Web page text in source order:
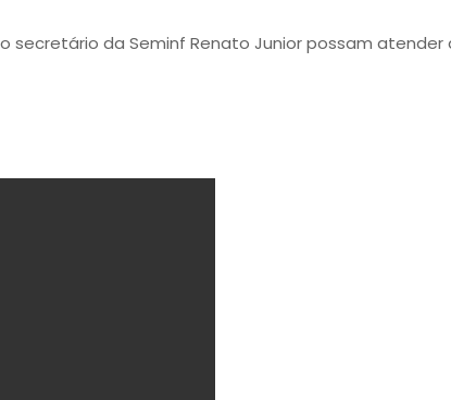
da Seminf Renato Junior possam atender